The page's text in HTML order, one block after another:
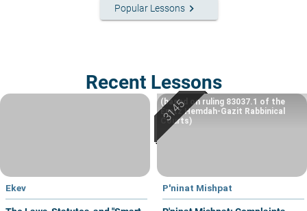
Popular Lessons keyboard_arrow_right
Recent Lessons
Ekev P'ninat Mishpat
(based on ruling 83037.1 of the
Eretz Hemdah-Gazit Rabbinical
Courts)